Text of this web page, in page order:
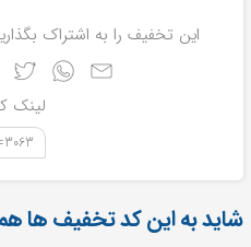
این تخفیف را به اشتراک
لینک
شاید به این کد تخفیف ها هم